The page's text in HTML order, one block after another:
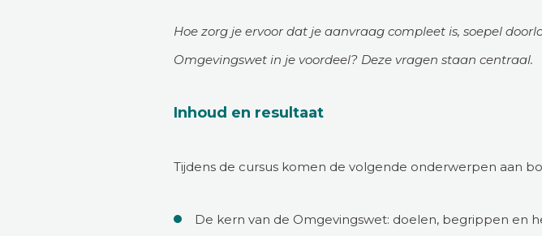
Hoe zorg je ervoor dat je aanvraag compleet is, soepel
Omgevingswet in je voordeel? Deze vragen staan centraal.
Inhoud en resultaat
Tijdens de cursus komen de volgende onderwerpen aan
De kern van de Omgevingswet: doelen, begrippen en